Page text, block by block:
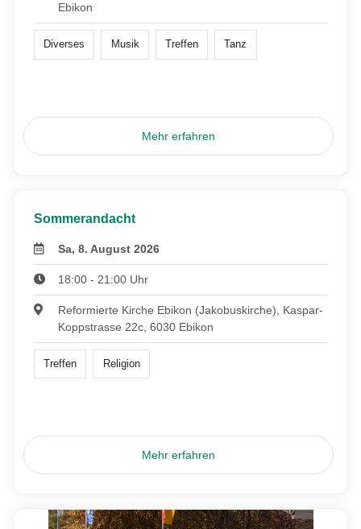
Ebikon
Diverses Musik Treffen Tanz
Mehr erfahren
Sommerandacht
Sa, 8. August 2026
18:00 - 21:00 Uhr
Reformierte Kirche Ebikon (Jakobuskirche), Kaspar-
Koppstrasse 22c, 6030 Ebikon
Treffen Religion
Mehr erfahren